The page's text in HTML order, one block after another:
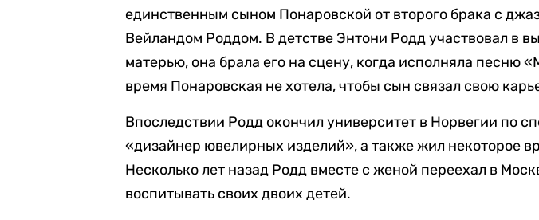
единственным сыном Понаровской от второго брака с
Вейландом Роддом. В детстве Энтони Родд участвовал в
матерью, она брала его на сцену, когда исполняла песню
время Понаровская не хотела, чтобы сын связал свою
Впоследствии Родд окончил университет в Норвегии по
«дизайнер ювелирных изделий», а также жил некоторое
Несколько лет назад Родд вместе с женой переехал в
воспитывать своих двоих детей.